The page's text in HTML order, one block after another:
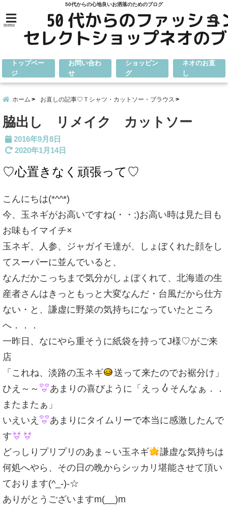
50代からの心地良いお洒落のためのブログ
menu
トップペー
ジ
お問い合わ
せ
ショッピン
グ
ネオのお直
し
ホーム お直しの記事♡Ｔシャツ・カットソー・ブラウス
脇出し リメイク カットソー
2016年9月8日
2020年1月14日
♡心置きなく頑張って♡
こんにちは(*^^*)
今、玉ネギがお高いですね(・・;)お高い時は見た目も
お味もイマイチ×
玉ネギ、人参、ジャガイモ達が、しょぼくれた顔をし
てスーパーに並んでいると、
なんだかこっちまで気分がしょぼくれて、北海道の生
産者さんはきっともっと大変なんだ・台風だから仕方
ない・と、謙虚に野菜の気持ちになっていたところ
へ．．．
一昨日、なにやら重そうに紙袋を持ってJ様♡がご来
店
「これね、淡路の玉ネギ
送って来たのでお裾分け」
ひえ～～
あまりの喜びように「えっ
そんなぁ．．
またまたぁ」
いえいえ
あまりにタイムリーで本当に感激したんで
す
どっしりプリプリのあま～い玉ネギ
謙虚な気持ちは
何処へやら、その日の晩からシッカリ堪能させて頂い
ております(^_-)-☆
ありがとうございますm(__)m